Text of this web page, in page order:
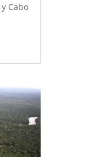
Cabo